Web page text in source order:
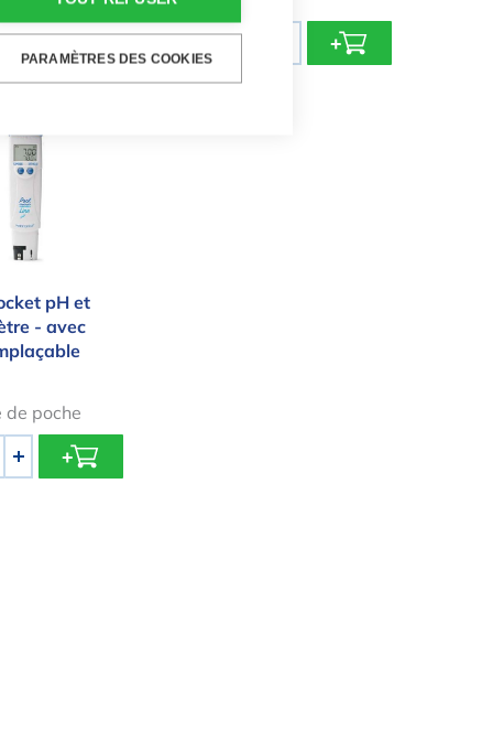
+
Quantité
-
pH et
- avec
poche
+
PARAMÈTRES DES COOKIES